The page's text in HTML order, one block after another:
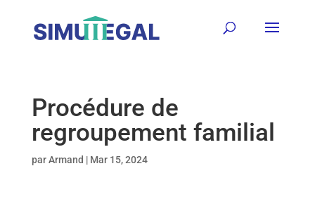
Procédure de
regroupement familial
parArmand | Mar 15, 2024